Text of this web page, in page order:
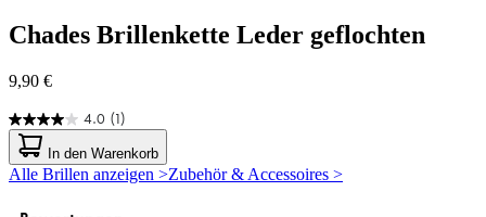
Chades Brillenkette Leder geflochten
9,90 €
4.0 (1)
4.0
von
5
Sternen.
In den Warenkorb
Alle Brillen anzeigen >Zubehör & Accessoires >